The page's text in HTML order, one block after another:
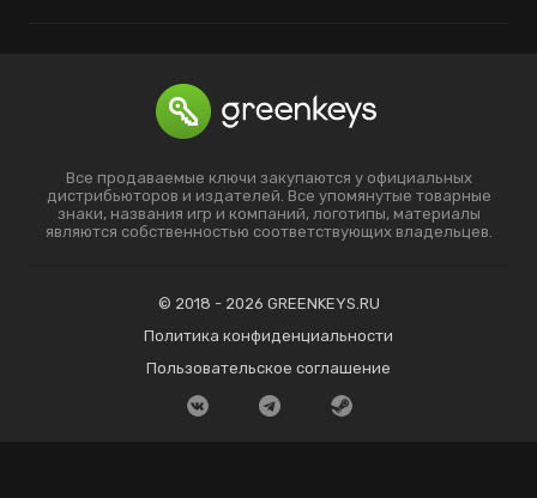
Все продаваемые ключи закупаются у официальных
дистрибьюторов и издателей. Все упомянутые товарные
знаки, названия игр и компаний, логотипы, материалы
являются собственностью соответствующих владельцев.
© 2018 - 2026 GREENKEYS.RU
Политика конфиденциальности
Пользовательское соглашение